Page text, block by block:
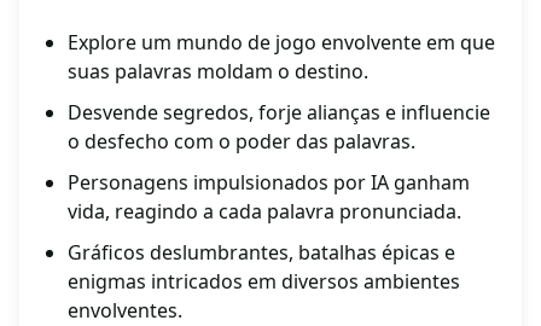
Explore um mundo de jogo envolvente em que
suas palavras moldam o destino.
Desvende segredos, forje alianças e influencie
o desfecho com o poder das palavras.
Personagens impulsionados por IA ganham
vida, reagindo a cada palavra pronunciada.
Gráficos deslumbrantes, batalhas épicas e
enigmas intricados em diversos ambientes
envolventes.